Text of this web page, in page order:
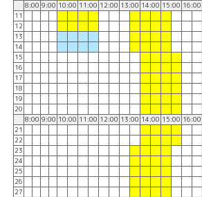
8:00 9:00 10:00 11:00 12:00 13:00 14:00 15:00 16:00
11
12
13
14
15
16
17
18
19
20
8:00 9:00 10:00 11:00 12:00 13:00 14:00 15:00 16:00
21
22
23
24
25
26
27